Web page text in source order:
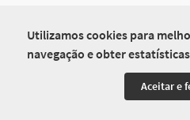
Utilizamos cookies para
navegação e obter
Aceitar e